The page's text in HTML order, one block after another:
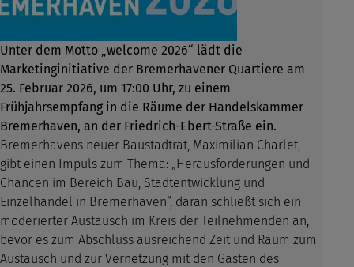
Unter dem Motto „welcome 2026“ lädt die
Marketinginitiative der Bremerhavener Quartiere am
25. Februar 2026, um 17:00 Uhr, zu einem
Frühjahrsempfang in die Räume der Handelskammer
Bremerhaven, an der Friedrich-Ebert-Straße ein.
Bremerhavens neuer Baustadtrat, Maximilian Charlet,
gibt einen Impuls zum Thema: „Herausforderungen und
Chancen im Bereich Bau, Stadtentwicklung und
Einzelhandel in Bremerhaven“, daran schließt sich ein
moderierter Austausch im Kreis der Teilnehmenden an,
bevor es zum Abschluss ausreichend Zeit und Raum zum
Austausch und zur Vernetzung mit den Gästen des